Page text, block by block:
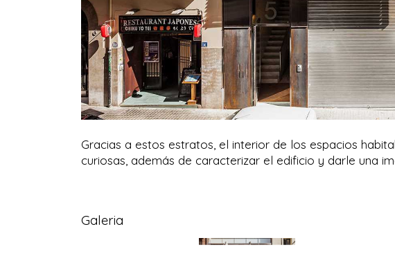
Gracias a estos estratos, el interior de los espacios
curiosas, además de caracterizar el edificio y darle una